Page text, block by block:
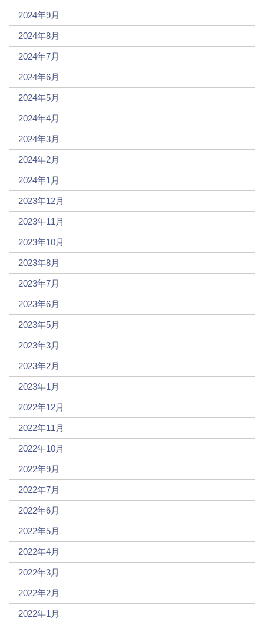
2024年9月
2024年8月
2024年7月
2024年6月
2024年5月
2024年4月
2024年3月
2024年2月
2024年1月
2023年12月
2023年11月
2023年10月
2023年8月
2023年7月
2023年6月
2023年5月
2023年3月
2023年2月
2023年1月
2022年12月
2022年11月
2022年10月
2022年9月
2022年7月
2022年6月
2022年5月
2022年4月
2022年3月
2022年2月
2022年1月